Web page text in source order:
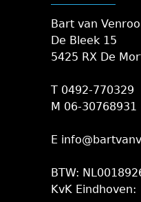
Bart van
De Bleek 15
5425 RX De
T 0492-770329
M 06-30768931
E
BTW:
KvK Eindhoven: